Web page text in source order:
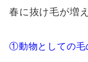
春に抜け毛が増
①動物としての毛